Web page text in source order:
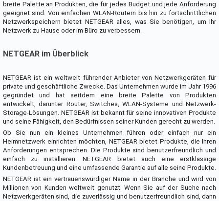
breite Palette an Produkten, die für jedes Budget und jede Anforderung
geeignet sind. Von einfachen WLAN-Routern bis hin zu fortschrittlichen
Netzwerkspeichern bietet NETGEAR alles, was Sie benötigen, um Ihr
Netzwerk zu Hause oder im Büro zu verbessern.
NETGEAR im Überblick
NETGEAR ist ein weltweit führender Anbieter von Netzwerkgeräten für
private und geschäftliche Zwecke. Das Unternehmen wurde im Jahr 1996
gegründet und hat seitdem eine breite Palette von Produkten
entwickelt, darunter Router, Switches, WLAN-Systeme und Netzwerk-
Storage-Lösungen. NETGEAR ist bekannt für seine innovativen Produkte
und seine Fähigkeit, den Bedürfnissen seiner Kunden gerecht zu werden.
Ob Sie nun ein kleines Unternehmen führen oder einfach nur ein
Heimnetzwerk einrichten möchten, NETGEAR bietet Produkte, die Ihren
Anforderungen entsprechen. Die Produkte sind benutzerfreundlich und
einfach zu installieren. NETGEAR bietet auch eine erstklassige
Kundenbetreuung und eine umfassende Garantie auf alle seine Produkte.
NETGEAR ist ein vertrauenswürdiger Name in der Branche und wird von
Millionen von Kunden weltweit genutzt. Wenn Sie auf der Suche nach
Netzwerkgeräten sind, die zuverlässig und benutzerfreundlich sind, dann